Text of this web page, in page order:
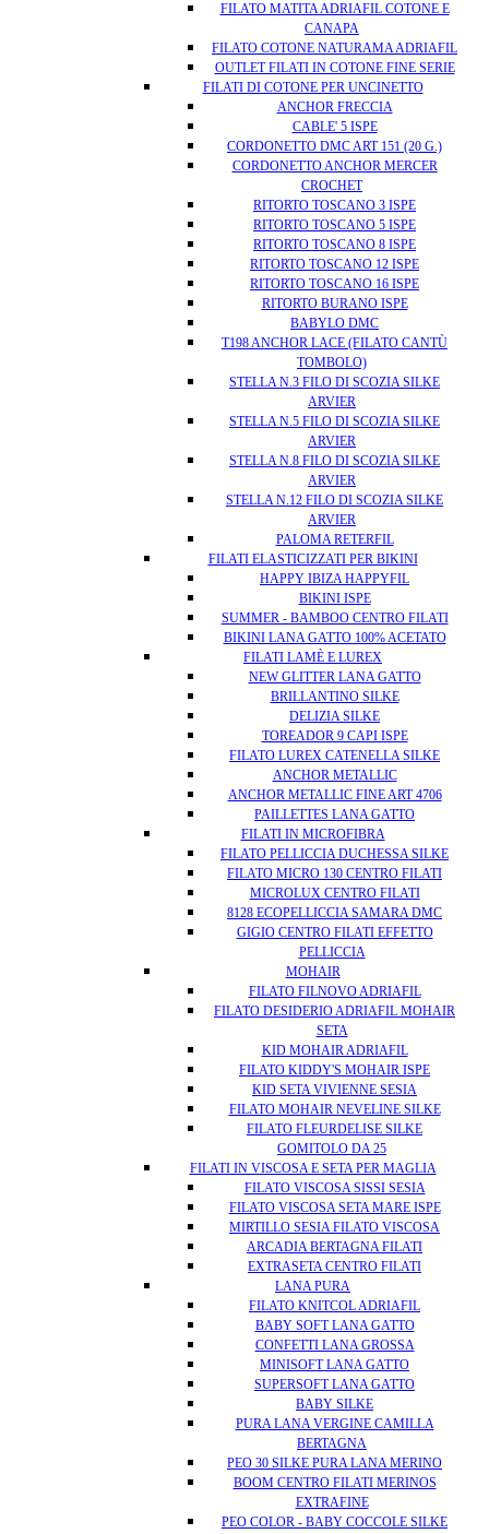
FILATO MATITA ADRIAFIL COTONE E
CANAPA
FILATO COTONE NATURAMA ADRIAFIL
OUTLET FILATI IN COTONE FINE SERIE
FILATI DI COTONE PER UNCINETTO
ANCHOR FRECCIA
CABLE' 5 ISPE
CORDONETTO DMC ART 151 (20 G.)
CORDONETTO ANCHOR MERCER
CROCHET
RITORTO TOSCANO 3 ISPE
RITORTO TOSCANO 5 ISPE
RITORTO TOSCANO 8 ISPE
RITORTO TOSCANO 12 ISPE
RITORTO TOSCANO 16 ISPE
RITORTO BURANO ISPE
BABYLO DMC
T198 ANCHOR LACE (FILATO CANTÙ
TOMBOLO)
STELLA N.3 FILO DI SCOZIA SILKE
ARVIER
STELLA N.5 FILO DI SCOZIA SILKE
ARVIER
STELLA N.8 FILO DI SCOZIA SILKE
ARVIER
STELLA N.12 FILO DI SCOZIA SILKE
ARVIER
PALOMA RETERFIL
FILATI ELASTICIZZATI PER BIKINI
HAPPY IBIZA HAPPYFIL
BIKINI ISPE
SUMMER - BAMBOO CENTRO FILATI
BIKINI LANA GATTO 100% ACETATO
FILATI LAMÈ E LUREX
NEW GLITTER LANA GATTO
BRILLANTINO SILKE
DELIZIA SILKE
TOREADOR 9 CAPI ISPE
FILATO LUREX CATENELLA SILKE
ANCHOR METALLIC
ANCHOR METALLIC FINE ART 4706
PAILLETTES LANA GATTO
FILATI IN MICROFIBRA
FILATO PELLICCIA DUCHESSA SILKE
FILATO MICRO 130 CENTRO FILATI
MICROLUX CENTRO FILATI
8128 ECOPELLICCIA SAMARA DMC
GIGIO CENTRO FILATI EFFETTO
PELLICCIA
MOHAIR
FILATO FILNOVO ADRIAFIL
FILATO DESIDERIO ADRIAFIL MOHAIR
SETA
KID MOHAIR ADRIAFIL
FILATO KIDDY'S MOHAIR ISPE
KID SETA VIVIENNE SESIA
FILATO MOHAIR NEVELINE SILKE
FILATO FLEURDELISE SILKE
GOMITOLO DA 25
FILATI IN VISCOSA E SETA PER MAGLIA
FILATO VISCOSA SISSI SESIA
FILATO VISCOSA SETA MARE ISPE
MIRTILLO SESIA FILATO VISCOSA
ARCADIA BERTAGNA FILATI
EXTRASETA CENTRO FILATI
LANA PURA
FILATO KNITCOL ADRIAFIL
BABY SOFT LANA GATTO
CONFETTI LANA GROSSA
MINISOFT LANA GATTO
SUPERSOFT LANA GATTO
BABY SILKE
PURA LANA VERGINE CAMILLA
BERTAGNA
PEO 30 SILKE PURA LANA MERINO
BOOM CENTRO FILATI MERINOS
EXTRAFINE
PEO COLOR - BABY COCCOLE SILKE